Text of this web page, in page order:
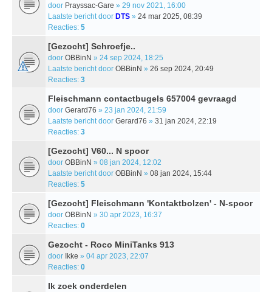
door Prayssac-Gare » 29 nov 2021, 16:00
Laatste bericht door DTS » 24 mar 2025, 08:39
Reacties: 5
[Gezocht] Schroefje..
door OBBinN » 24 sep 2024, 18:25
Laatste bericht door OBBinN » 26 sep 2024, 20:49
Reacties: 3
Fleischmann contactbugels 657004 gevraagd
door Gerard76 » 23 jan 2024, 21:59
Laatste bericht door Gerard76 » 31 jan 2024, 22:19
Reacties: 3
[Gezocht] V60... N spoor
door OBBinN » 08 jan 2024, 12:02
Laatste bericht door OBBinN » 08 jan 2024, 15:44
Reacties: 5
[Gezocht] Fleischmann 'Kontaktbolzen' - N-spoor
door OBBinN » 30 apr 2023, 16:37
Reacties: 0
Gezocht - Roco MiniTanks 913
door Ikke » 04 apr 2023, 22:07
Reacties: 0
Ik zoek onderdelen